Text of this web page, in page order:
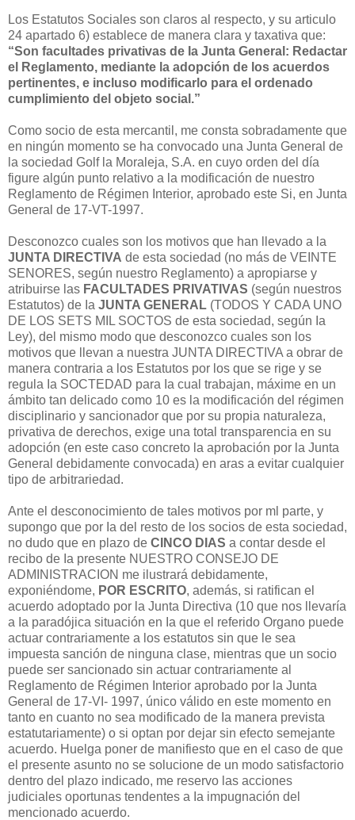
Los Estatutos Sociales son claros al respecto, y su articulo
24 apartado 6) establece de manera clara y taxativa que:
“Son facultades privativas de Ia Junta General: Redactar
el Reglamento, mediante la adopción de los acuerdos
pertinentes, e incluso modificarlo para el ordenado
cumplimiento del objeto social.”
Como socio de esta mercantil, me consta sobradamente que
en ningún momento se ha convocado una Junta General de
la sociedad Golf la Moraleja, S.A. en cuyo orden del día
figure algún punto relativo a la modificación de nuestro
Reglamento de Régimen Interior, aprobado este Si, en Junta
General de 17-VT-1997.
Desconozco cuales son los motivos que han llevado a la
JUNTA DIRECTIVA de esta sociedad (no más de VEINTE
SENORES, según nuestro Reglamento) a apropiarse y
atribuirse las FACULTADES PRIVATIVAS (según nuestros
Estatutos) de Ia JUNTA GENERAL (TODOS Y CADA UNO
DE LOS SETS MIL SOCTOS de esta sociedad, según Ia
Ley), del mismo modo que desconozco cuales son los
motivos que llevan a nuestra JUNTA DIRECTIVA a obrar de
manera contraria a los Estatutos por los que se rige y se
regula Ia SOCTEDAD para Ia cual trabajan, máxime en un
ámbito tan delicado como 10 es la modificación del régimen
disciplinario y sancionador que por su propia naturaleza,
privativa de derechos, exige una total transparencia en su
adopción (en este caso concreto la aprobación por la Junta
General debidamente convocada) en aras a evitar cualquier
tipo de arbitrariedad.
Ante el desconocimiento de tales motivos por ml parte, y
supongo que por Ia del resto de los socios de esta sociedad,
no dudo que en plazo de CINCO DIAS a contar desde el
recibo de Ia presente NUESTRO CONSEJO DE
ADMINISTRACION me ilustrará debidamente,
exponiéndome, POR ESCRITO, además, si ratifican el
acuerdo adoptado por la Junta Directiva (10 que nos llevaría
a Ia paradójica situación en Ia que el referido Organo puede
actuar contrariamente a los estatutos sin que le sea
impuesta sanción de ninguna clase, mientras que un socio
puede ser sancionado sin actuar contrariamente al
Reglamento de Régimen Interior aprobado por la Junta
General de 17-VI- 1997, único válido en este momento en
tanto en cuanto no sea modificado de Ia manera prevista
estatutariamente) o si optan por dejar sin efecto semejante
acuerdo. Huelga poner de manifiesto que en el caso de que
el presente asunto no se solucione de un modo satisfactorio
dentro del plazo indicado, me reservo las acciones
judiciales oportunas tendentes a Ia impugnación del
mencionado acuerdo.